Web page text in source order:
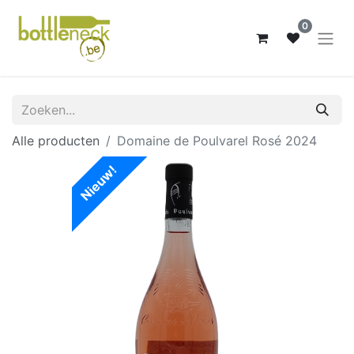
0
Alle producten Domaine de Poulvarel Rosé 2024
Nieuw!